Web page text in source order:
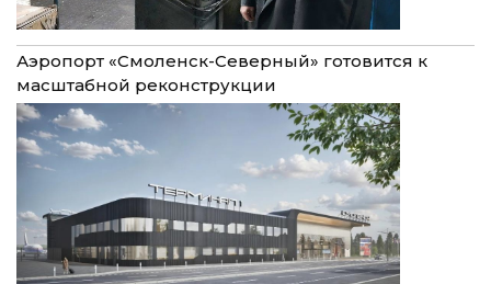
Аэропорт «Смоленск-Северный» готовится к
масштабной реконструкции